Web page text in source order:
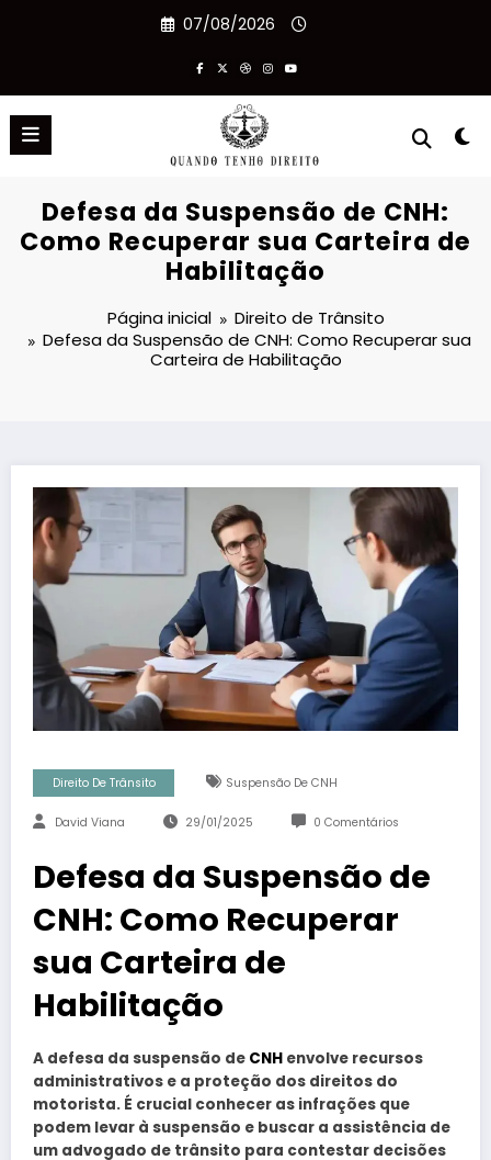
07/08/2026
Defesa da Suspensão de CNH:
Como Recuperar sua Carteira de
Habilitação
Página inicial
Direito de Trânsito
Defesa da Suspensão de CNH: Como Recuperar sua
Carteira de Habilitação
Direito De Trânsito Suspensão De CNH
David Viana 29/01/2025 0 Comentários
Defesa da Suspensão de
CNH: Como Recuperar
sua Carteira de
Habilitação
A defesa da suspensão de CNH envolve recursos
administrativos e a proteção dos direitos do
motorista. É crucial conhecer as infrações que
podem levar à suspensão e buscar a assistência de
um advogado de trânsito para contestar decisões